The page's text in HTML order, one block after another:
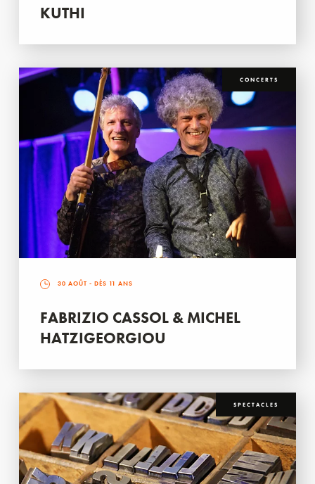
KUTHI
CONCERTS
30 AOÛT - DÈS 11 ANS
FABRIZIO CASSOL & MICHEL
HATZIGEORGIOU
SPECTACLES